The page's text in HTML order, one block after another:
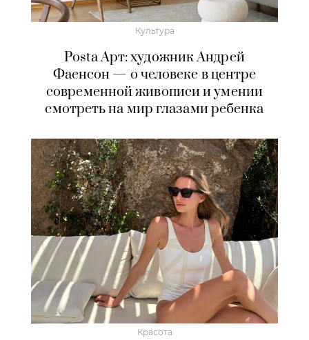
Культура
Posta Арт: художник Андрей
Фаенсон — о человеке в центре
современной живописи и умении
смотреть на мир глазами ребенка
Красота